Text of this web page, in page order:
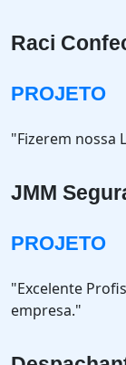
Raci
PROJETO
"Fizerem nossa
JMM
PROJETO
"Excelente
empresa."